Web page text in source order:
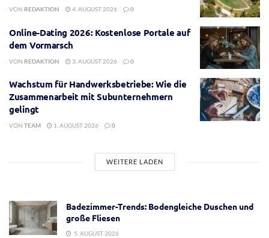
VON REDAKTION 4. AUGUST 2026 0
Online-Dating 2026: Kostenlose Portale auf
dem Vormarsch
VON REDAKTION 3. AUGUST 2026 0
Wachstum für Handwerksbetriebe: Wie die
Zusammenarbeit mit Subunternehmern
gelingt
VON TEAM 1. AUGUST 2026 0
WEITERE LADEN
Badezimmer-Trends: Bodengleiche Duschen und
große Fliesen
5. AUGUST 2026